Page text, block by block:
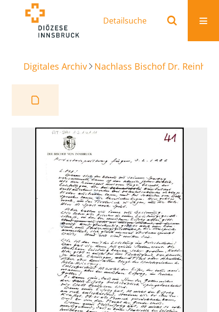
Detailsuche
Digitales Archiv Nachlass Bischof Dr.